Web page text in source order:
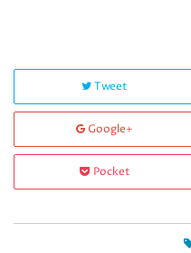
Tweet
Google+
Pocket